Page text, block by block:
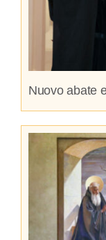
Nuovo abate